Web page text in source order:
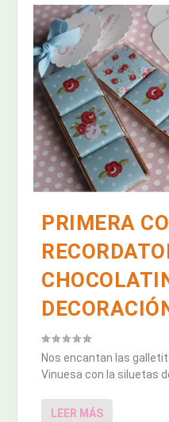
PRIMERA
Nos encantan las
Vinuesa con la siluetas
LEER MÁS